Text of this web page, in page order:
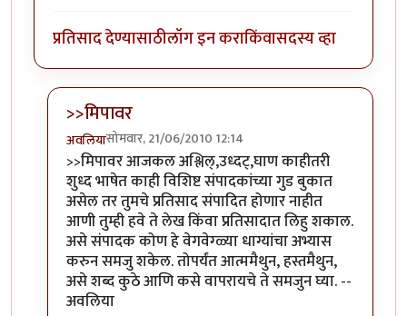
प्रतिसाद देण्यासाठीलॉग इन कराकिंवासदस्य व्हा
>>मिपावर
अवलियासोमवार, 21/06/2010 12:14
In reply toप्र्ण लेखbyशानबा५१२
>>मिपावर आजकल अश्लिल्,उध्दट्,घाण काहीतरी
शुध्द भाषेत काही विशिष्ट संपादकांच्या गुड बुकात
असेल तर तुमचे प्रतिसाद संपादित होणार नाहीत
आणी तुम्ही हवे ते लेख किंवा प्रतिसादात लिहु शकाल.
असे संपादक कोण हे वेगवेग्ळ्या धाग्यांचा अभ्यास
करुन समजु शकेल. तोपर्यंत आत्ममैथुन, हस्तमैथुन,
असे शब्द कुठे आणि कसे वापरायचे ते समजुन घ्या. --
अवलिया